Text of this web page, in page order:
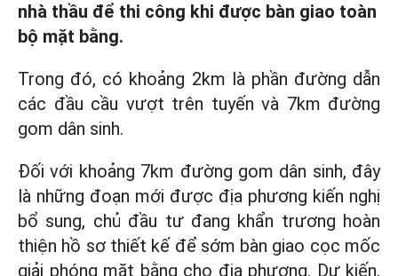
nhà thầu để thi công khi được bàn giao toàn
bộ mặt bằng.
Trong đó, có khoảng 2km là phần đường dẫn
các đầu cầu vượt trên tuyến và 7km đường
gom dân sinh.
Đối với khoảng 7km đường gom dân sinh, đây
là những đoạn mới được địa phương kiến nghị
bổ sung, chủ đầu tư đang khẩn trương hoàn
thiện hồ sơ thiết kế để sớm bàn giao cọc mốc
giải phóng mặt bằng cho địa phương. Dự kiến,